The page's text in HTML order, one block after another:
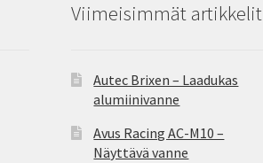
Viimeisimmät artikkelit
Autec Brixen – Laadukas
alumiinivanne
Avus Racing AC-M10 –
Näyttävä vanne